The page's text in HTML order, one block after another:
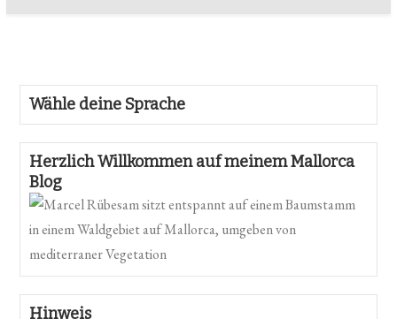
Wähle deine Sprache
Herzlich Willkommen auf meinem Mallorca
Blog
Hinweis